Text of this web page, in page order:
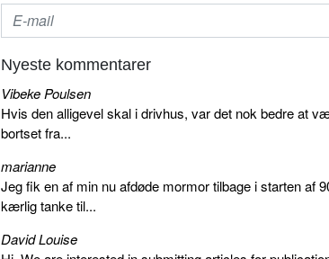
Nyeste kommentarer
Vibeke Poulsen
Hvis den alligevel skal i drivhus, var det nok bedre at
bortset fra...
marianne
Jeg fik en af min nu afdøde mormor tilbage i starten af
kærlig tanke til...
David Louise